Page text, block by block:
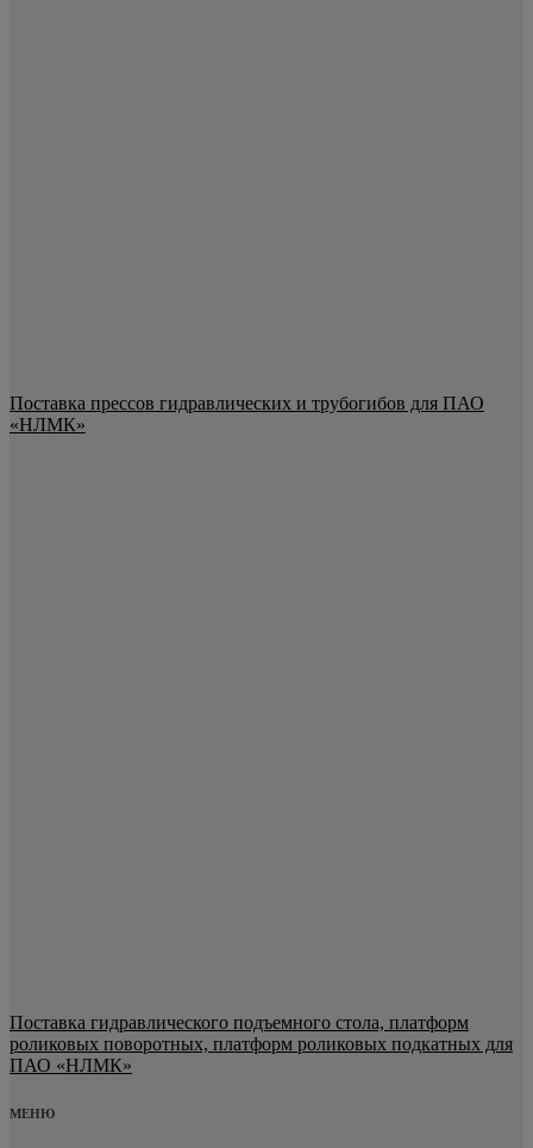
Поставка прессов гидравлических и трубогибов для ПАО
«НЛМК»
Поставка гидравлического подъемного стола, платформ
роликовых поворотных, платформ роликовых подкатных для
ПАО «НЛМК»
МЕНЮ